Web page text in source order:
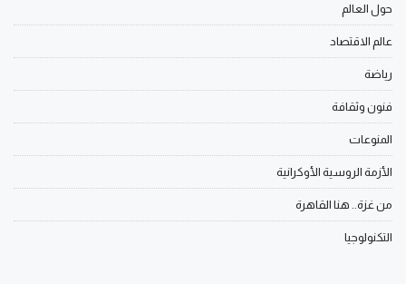
حول العالم
عالم الاقتصاد
رياضة
فنون وثقافة
المنوعات
الأزمة الروسية الأوكرانية
من غزة.. هنا القاهرة
التكنولوجيا